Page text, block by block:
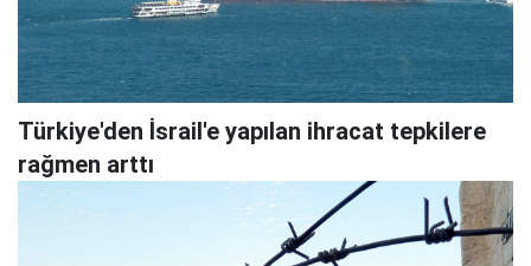
Türkiye'den İsrail'e yapılan ihracat tepkilere
rağmen arttı